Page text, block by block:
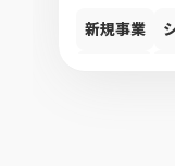
新規事業